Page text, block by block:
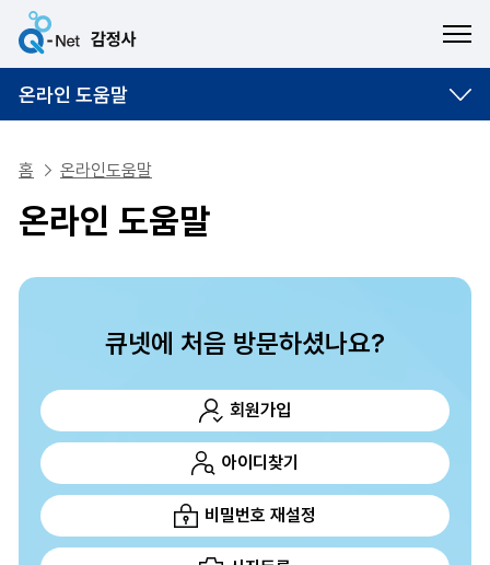
온라인 도움말
홈 온라인도움말
온라인 도움말
큐넷에 처음 방문하셨나요?
회원가입
아이디찾기
비밀번호 재설정